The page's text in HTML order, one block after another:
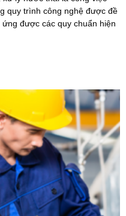
quy trình công nghệ được đề
được các quy chuẩn hiện